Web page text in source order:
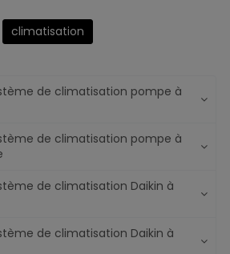
climatisation
de climatisation pompe à
de climatisation pompe à
de climatisation Daikin à
de climatisation Daikin à